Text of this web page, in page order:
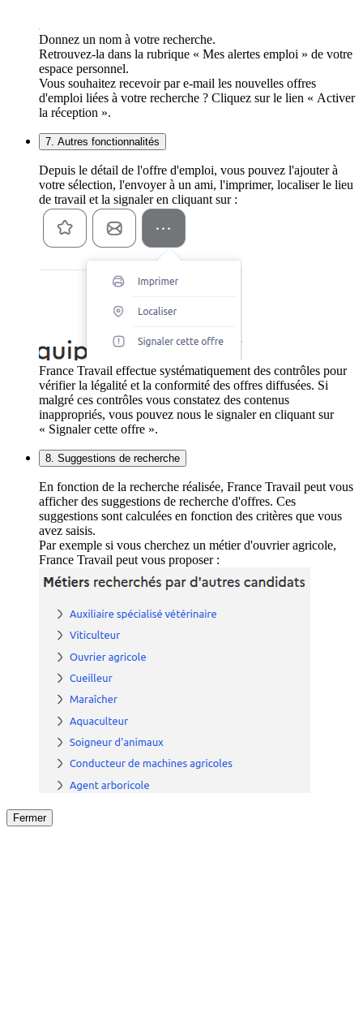
Donnez un nom à votre recherche.
Retrouvez-la dans la rubrique « Mes alertes emploi » de votre
espace personnel.
Vous souhaitez recevoir par e-mail les nouvelles offres
d'emploi liées à votre recherche ? Cliquez sur le lien « Activer
la réception ».
7. Autres fonctionnalités
Depuis le détail de l'offre d'emploi, vous pouvez l'ajouter à
votre sélection, l'envoyer à un ami, l'imprimer, localiser le lieu
de travail et la signaler en cliquant sur :
France Travail effectue systématiquement des contrôles pour
vérifier la légalité et la conformité des offres diffusées. Si
malgré ces contrôles vous constatez des contenus
inappropriés, vous pouvez nous le signaler en cliquant sur
« Signaler cette offre ».
8. Suggestions de recherche
En fonction de la recherche réalisée, France Travail peut vous
afficher des suggestions de recherche d'offres. Ces
suggestions sont calculées en fonction des critères que vous
avez saisis.
Par exemple si vous cherchez un métier d'ouvrier agricole,
France Travail peut vous proposer :
Fermer